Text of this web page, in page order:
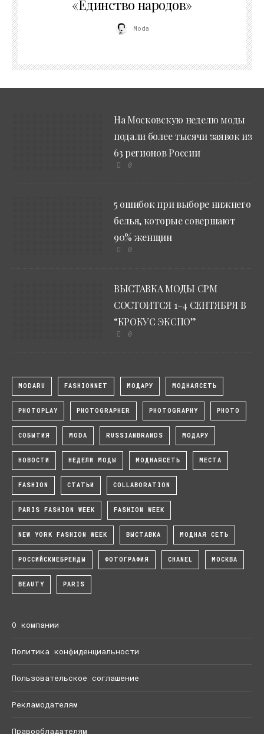
«Единство народов»
Moda
На Московскую неделю моды
подали более тысячи заявок из
63 регионов России
0
5 ошибок при выборе нижнего
белья, которые совершают
90% женщин
0
ВЫСТАВКА МОДЫ CPM
СОСТОИТСЯ 1–4 СЕНТЯБРЯ В
“КРОКУС ЭКСПО”
0
MODARU FASHIONNET МОДАРУ МОДНАЯСЕТЬ
PHOTOPLAY PHOTOGRAPHER PHOTOGRAPHY PHOTO
СОБЫТИЯ MODA RUSSIANBRANDS МОДАРУ
НОВОСТИ НЕДЕЛИ МОДЫ МОДНАЯСЕТЬ МЕСТА
FASHION СТАТЬИ COLLABORATION
PARIS FASHION WEEK FASHION WEEK
NEW YORK FASHION WEEK ВЫСТАВКА МОДНАЯ СЕТЬ
РОССИЙСКИЕБРЕНДЫ ФОТОГРАФИЯ CHANEL МОСКВА
BEAUTY PARIS
О компании
Политика конфиденциальности
Пользовательское соглашение
Рекламодателям
Правообладателям